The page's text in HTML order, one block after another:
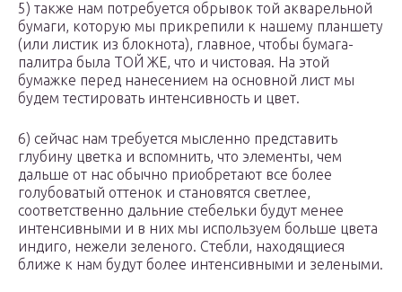
5) также нам потребуется обрывок той акварельной
бумаги, которую мы прикрепили к нашему планшету
(или листик из блокнота), главное, чтобы бумага-
палитра была ТОЙ ЖЕ, что и чистовая. На этой
бумажке перед нанесением на основной лист мы
будем тестировать интенсивность и цвет.
6) сейчас нам требуется мысленно представить
глубину цветка и вспомнить, что элементы, чем
дальше от нас обычно приобретают все более
голубоватый оттенок и становятся светлее,
соответственно дальние стебельки будут менее
интенсивными и в них мы используем больше цвета
индиго, нежели зеленого. Стебли, находящиеся
ближе к нам будут более интенсивными и зелеными.